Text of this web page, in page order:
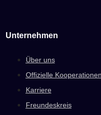
Unternehmen
Über uns
Offizielle Kooperationen
Karriere
Freundeskreis